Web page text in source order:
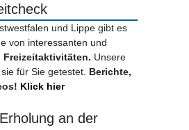
und Lippe gibt es
von interessanten und
Freizeitaktivitäten. Unsere
für Sie getestet. Berichte,
Klick hier
an der